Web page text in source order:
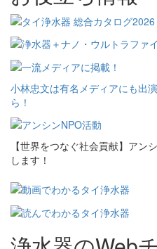
小林忠文は有名メディアにも出
ら！
【世界をつなぐ社会貢献】アン
します！